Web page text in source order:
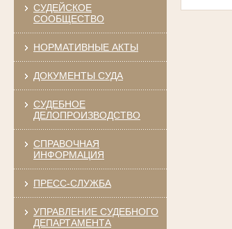
СУДЕЙСКОЕ
СООБЩЕСТВО
НОРМАТИВНЫЕ АКТЫ
ДОКУМЕНТЫ СУДА
СУДЕБНОЕ
ДЕЛОПРОИЗВОДСТВО
СПРАВОЧНАЯ
ИНФОРМАЦИЯ
ПРЕСС-СЛУЖБА
УПРАВЛЕНИЕ СУДЕБНОГО
ДЕПАРТАМЕНТА